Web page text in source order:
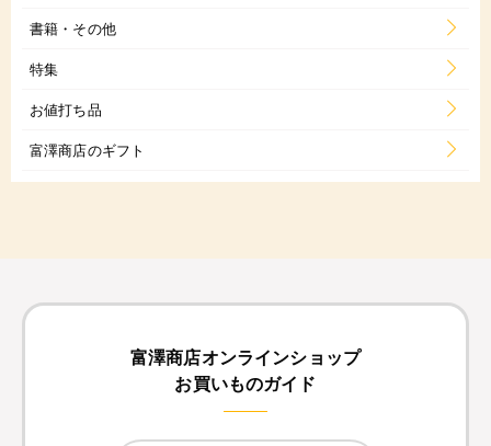
書籍・その他
特集
お値打ち品
富澤商店のギフト
富澤商店オンラインショップ
お買いものガイド